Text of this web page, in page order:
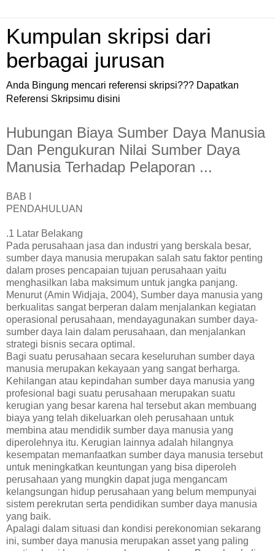
Kumpulan skripsi dari
berbagai jurusan
Anda Bingung mencari referensi skripsi??? Dapatkan
Referensi Skripsimu disini
Hubungan Biaya Sumber Daya Manusia
Dan Pengukuran Nilai Sumber Daya
Manusia Terhadap Pelaporan ...
BAB I
PENDAHULUAN
.1 Latar Belakang
Pada perusahaan jasa dan industri yang berskala besar,
sumber daya manusia merupakan salah satu faktor penting
dalam proses pencapaian tujuan perusahaan yaitu
menghasilkan laba maksimum untuk jangka panjang.
Menurut (Amin Widjaja, 2004), Sumber daya manusia yang
berkualitas sangat berperan dalam menjalankan kegiatan
operasional perusahaan, mendayagunakan sumber daya-
sumber daya lain dalam perusahaan, dan menjalankan
strategi bisnis secara optimal.
Bagi suatu perusahaan secara keseluruhan sumber daya
manusia merupakan kekayaan yang sangat berharga.
Kehilangan atau kepindahan sumber daya manusia yang
profesional bagi suatu perusahaan merupakan suatu
kerugian yang besar karena hal tersebut akan membuang
biaya yang telah dikeluarkan oleh perusahaan untuk
membina atau mendidik sumber daya manusia yang
diperolehnya itu. Kerugian lainnya adalah hilangnya
kesempatan memanfaatkan sumber daya manusia tersebut
untuk meningkatkan keuntungan yang bisa diperoleh
perusahaan yang mungkin dapat juga mengancam
kelangsungan hidup perusahaan yang belum mempunyai
sistem perekrutan serta pendidikan sumber daya manusia
yang baik.
Apalagi dalam situasi dan kondisi perekonomian sekarang
ini, sumber daya manusia merupakan asset yang paling